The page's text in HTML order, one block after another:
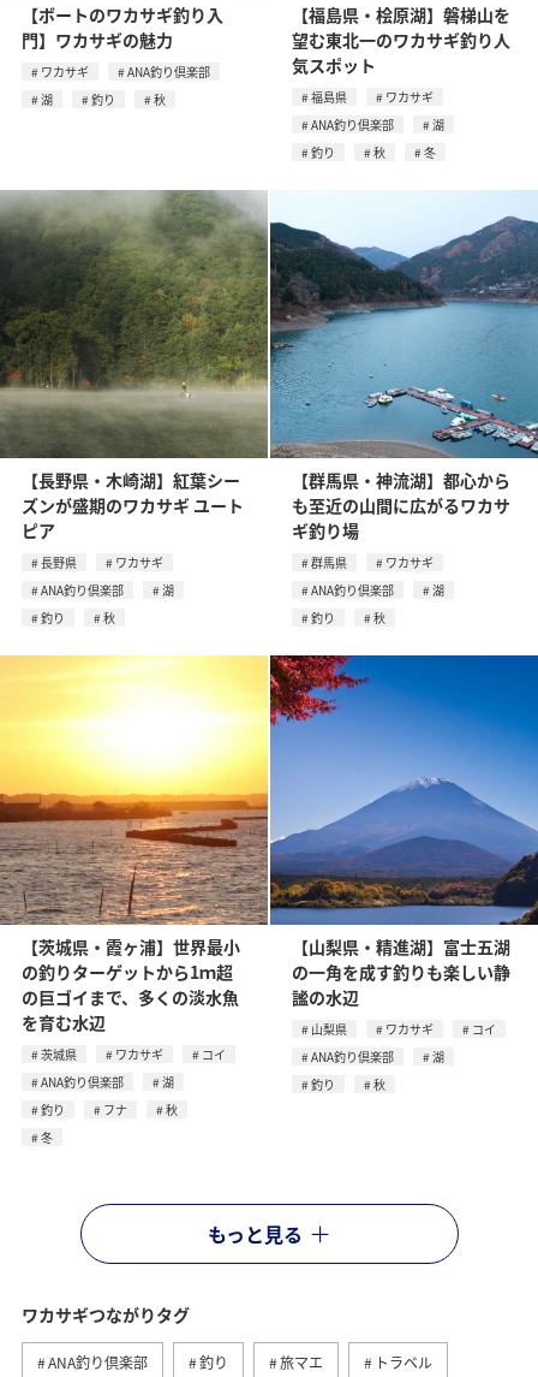
【ボートのワカサギ釣り入
門】ワカサギの魅力
ワカサギ
ANA釣り倶楽部
湖
釣り 秋
【福島県・桧原湖】磐梯山を
望む東北一のワカサギ釣り人
気スポット
福島県
ワカサギ
ANA釣り倶楽部
湖
釣り
秋 冬
【長野県・木崎湖】紅葉シー
ズンが盛期のワカサギ ユート
ピア
長野県
ワカサギ
ANA釣り倶楽部
湖
釣り
秋
【群馬県・神流湖】都心から
も至近の山間に広がるワカサ
ギ釣り場
群馬県
ワカサギ
ANA釣り倶楽部
湖
釣り
秋
【茨城県・霞ヶ浦】世界最小
の釣りターゲットから1ｍ超
の巨ゴイまで、多くの淡水魚
を育む水辺
茨城県 ワカサギ
コイ
ANA釣り倶楽部
湖
釣り
フナ
秋
冬
【山梨県・精進湖】富士五湖
の一角を成す釣りも楽しい静
謐の水辺
山梨県 ワカサギ
コイ
ANA釣り倶楽部
湖
釣り
秋
もっと見る
ワカサギつながりタグ
ANA釣り倶楽部 釣り 旅マエ トラベル